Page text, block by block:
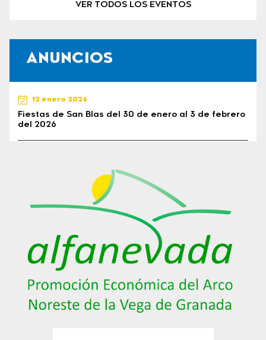
VER TODOS LOS EVENTOS
ANUNCIOS
12 enero 2026
Fiestas de San Blas del 30 de enero al 3 de febrero
del 2026